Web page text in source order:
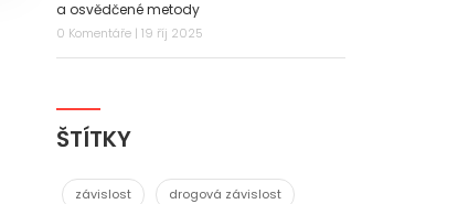
a osvědčené metody
0 Komentáře | 19 říj 2025
ŠTÍTKY
závislost drogová závislost